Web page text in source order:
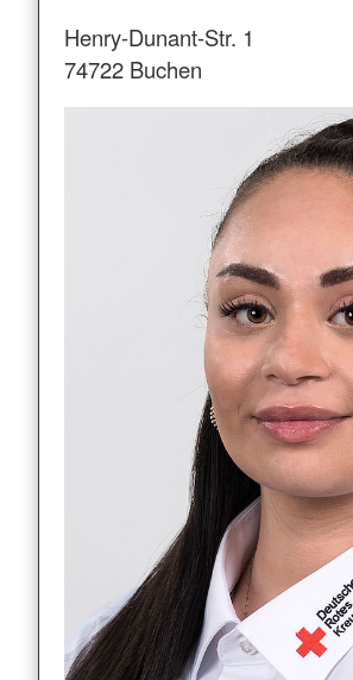
Henry-Dunant-Str. 1
74722 Buchen